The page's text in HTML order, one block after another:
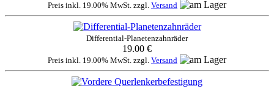
Preis inkl. 19.00% MwSt. zzgl. Versand
Differential-Planetenzahnräder
19.00 €
Preis inkl. 19.00% MwSt. zzgl. Versand